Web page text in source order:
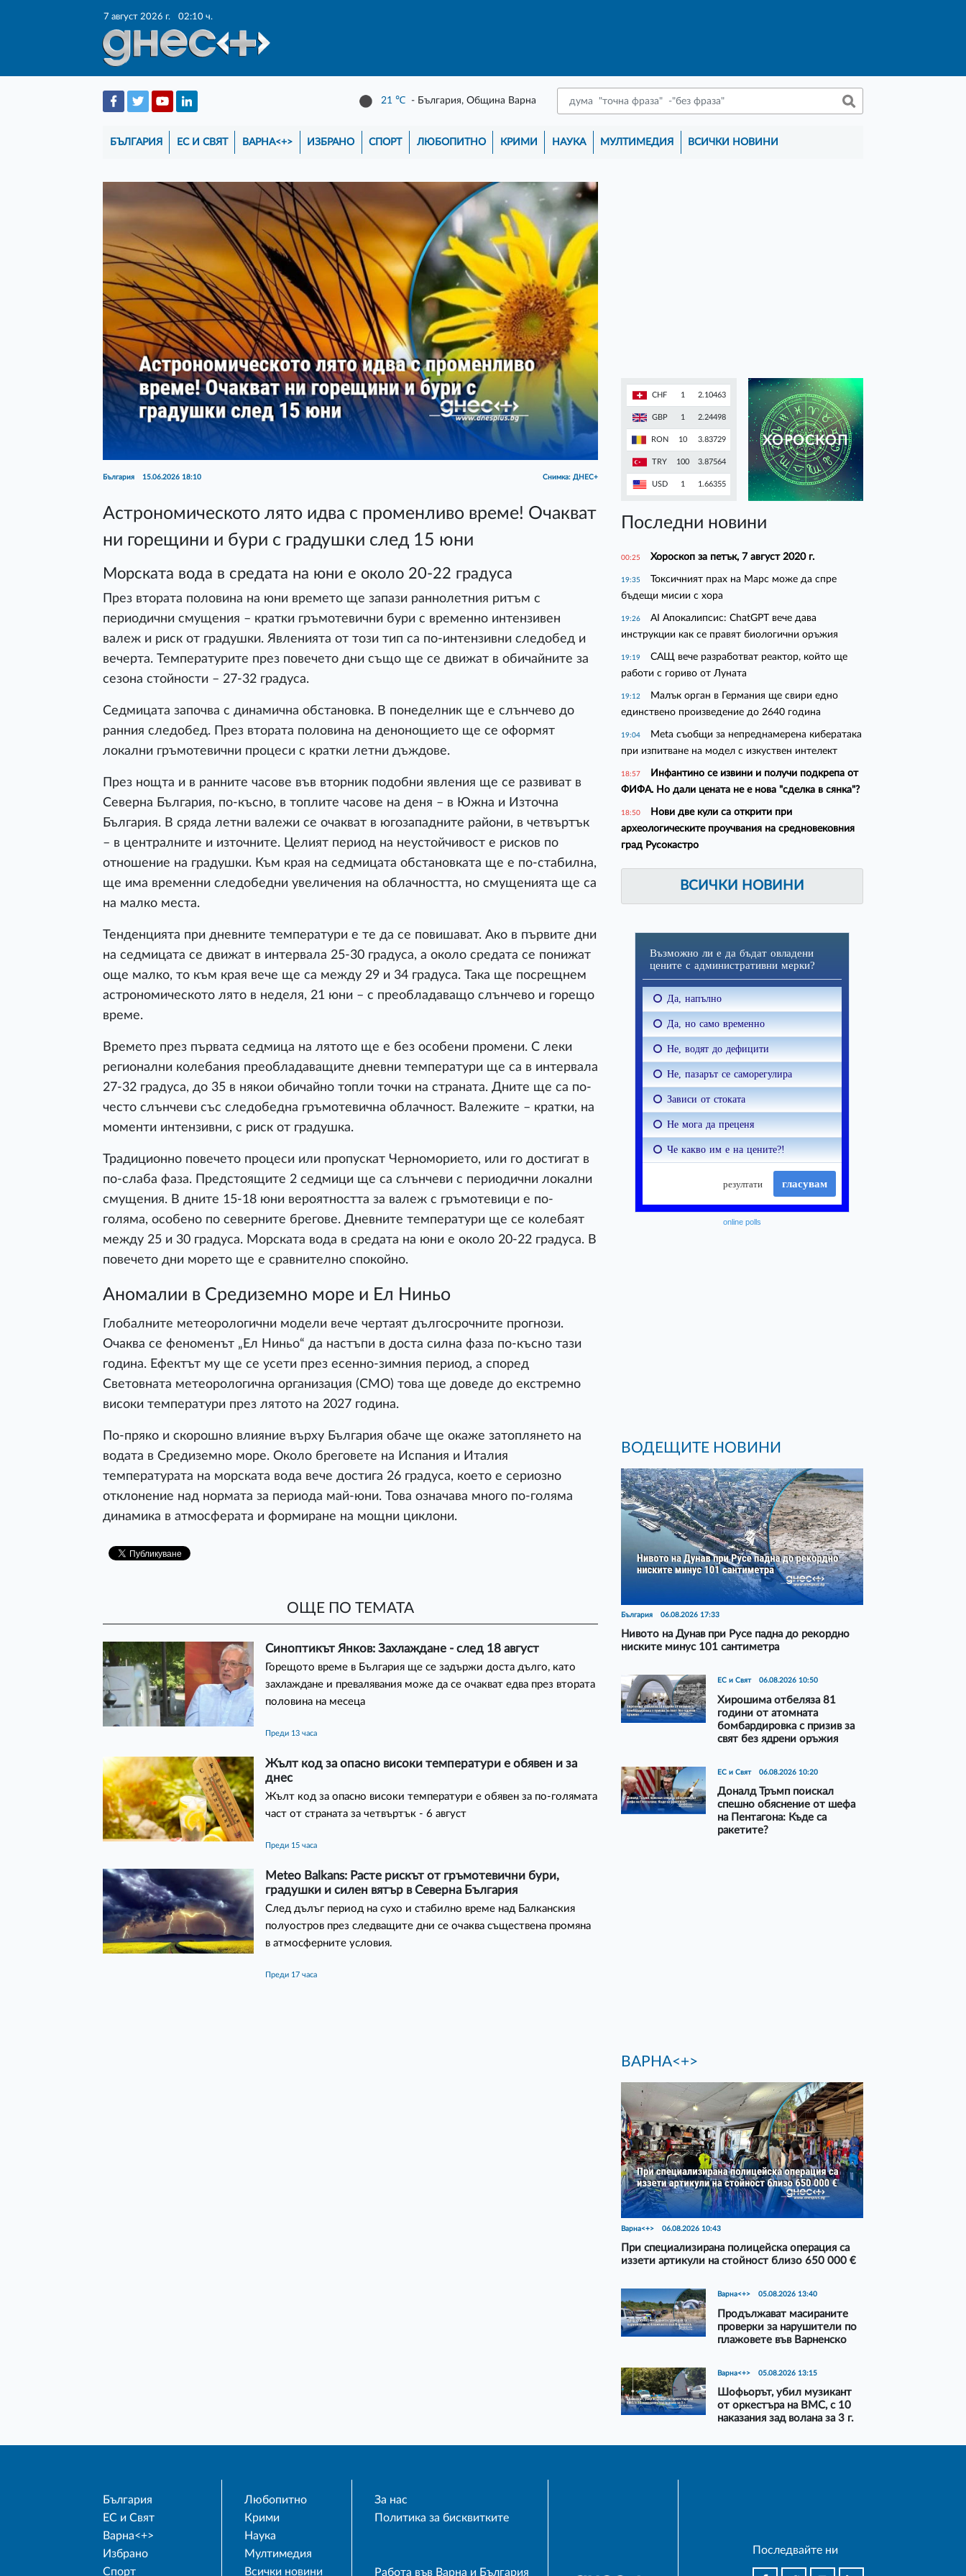
7 август 2026 г. 02:10 ч.
21 ℃ - България, Община Варна
БЪЛГАРИЯ ЕС И СВЯТ ВАРНА<+> ИЗБРАНО СПОРТ ЛЮБОПИТНО КРИМИ НАУКА МУЛТИМЕДИЯ ВСИЧКИ НОВИНИ
България 15.06.2026 18:10 Снимка: ДНЕС+
Астрономическото лято идва с променливо време! Очакват
ни горещини и бури с градушки след 15 юни
Морската вода в средата на юни е около 20-22 градуса
През втората половина на юни времето ще запази раннолетния ритъм с
периодични смущения – кратки гръмотевични бури с временно интензивен
валеж и риск от градушки. Явленията от този тип са по-интензивни следобед и
вечерта. Температурите през повечето дни също ще се движат в обичайните за
сезона стойности – 27-32 градуса.
Седмицата започва с динамична обстановка. В понеделник ще е слънчево до
ранния следобед. През втората половина на денонощието ще се оформят
локални гръмотевични процеси с кратки летни дъждове.
През нощта и в ранните часове във вторник подобни явления ще се развиват в
Северна България, по-късно, в топлите часове на деня – в Южна и Източна
България. В сряда летни валежи се очакват в югозападните райони, в четвъртък
– в централните и източните. Целият период на неустойчивост е рисков по
отношение на градушки. Към края на седмицата обстановката ще е по-стабилна,
ще има временни следобедни увеличения на облачността, но смущенията ще са
на малко места.
Тенденцията при дневните температури е те да се повишават. Ако в първите дни
на седмицата се движат в интервала 25-30 градуса, а около средата се понижат
още малко, то към края вече ще са между 29 и 34 градуса. Така ще посрещнем
астрономическото лято в неделя, 21 юни – с преобладаващо слънчево и горещо
време.
Времето през първата седмица на лятото ще е без особени промени. С леки
регионални колебания преобладаващите дневни температури ще са в интервала
27-32 градуса, до 35 в някои обичайно топли точки на страната. Дните ще са по-
често слънчеви със следобедна гръмотевична облачност. Валежите – кратки, на
моменти интензивни, с риск от градушка.
Традиционно повечето процеси или пропускат Черноморието, или го достигат в
по-слаба фаза. Предстоящите 2 седмици ще са слънчеви с периодични локални
смущения. В дните 15-18 юни вероятността за валеж с гръмотевици е по-
голяма, особено по северните брегове. Дневните температури ще се колебаят
между 25 и 30 градуса. Морската вода в средата на юни е около 20-22 градуса. В
повечето дни морето ще е сравнително спокойно.
Аномалии в Средиземно море и Ел Ниньо
Глобалните метеорологични модели вече чертаят дългосрочните прогнози.
Очаква се феноменът „Ел Ниньо“ да настъпи в доста силна фаза по-късно тази
година. Ефектът му ще се усети през есенно-зимния период, а според
Световната метеорологична организация (СМО) това ще доведе до екстремно
високи температури през лятото на 2027 година.
По-пряко и скорошно влияние върху България обаче ще окаже затоплянето на
водата в Средиземно море. Около бреговете на Испания и Италия
температурата на морската вода вече достига 26 градуса, което е сериозно
отклонение над нормата за периода май-юни. Това означава много по-голяма
динамика в атмосферата и формиране на мощни циклони.
ОЩЕ ПО ТЕМАТА
Синоптикът Янков: Захлаждане - след 18 август
Горещото време в България ще се задържи доста дълго, като
захлаждане и превалявания може да се очакват едва през втората
половина на месеца
преди 13 часа
Жълт код за опасно високи температури е обявен и за
днес
Жълт код за опасно високи температури е обявен за по-голямата
част от страната за четвъртък - 6 август
преди 15 часа
Meteo Balkans: Расте рискът от гръмотевични бури,
градушки и силен вятър в Северна България
След дълъг период на сухо и стабилно време над Балканския
полуостров през следващите дни се очаква съществена промяна
в атмосферните условия.
преди 17 часа
CHF 1 2.10463
GBP 1 2.24498
RON 10 3.83729
TRY 100 3.87564
USD 1 1.66355
ХОРОСКОП
Последни новини
00:25 Хороскоп за петък, 7 август 2020 г.
19:35
Токсичният прах на Марс може да спре
бъдещи мисии с хора
19:26
AI Апокалипсис: ChatGPT вече дава
инструкции как се правят биологични оръжия
19:19
САЩ вече разработват реактор, който ще
работи с гориво от Луната
19:12
Малък орган в Германия ще свири едно
единствено произведение до 2640 година
19:04
Meta съобщи за непреднамерена кибератака
при изпитване на модел с изкуствен интелект
18:57
Инфантино се извини и получи подкрепа от
ФИФА. Но дали цената не е нова "сделка в сянка"?
18:50
Нови две кули са открити при
археологическите проучвания на средновековния
град Русокастро
ВСИЧКИ НОВИНИ
online polls
ВОДЕЩИТЕ НОВИНИ
България 06.08.2026 17:33
Нивото на Дунав при Русе падна до рекордно
ниските минус 101 сантиметра
ЕС и Свят 06.08.2026 10:50
Хирошима отбеляза 81
години от атомната
бомбардировка с призив за
свят без ядрени оръжия
ЕС и Свят 06.08.2026 10:20
Доналд Тръмп поискал
спешно обяснение от шефа
на Пентагона: Къде са
ракетите?
ВАРНА<+>
Варна<+> 06.08.2026 10:43
При специализирана полицейска операция са
иззети артикули на стойност близо 650 000 €
Варна<+> 05.08.2026 13:40
Продължават масираните
проверки за нарушители по
плажовете във Варненско
Варна<+> 05.08.2026 13:15
Шофьорът, убил музикант
от оркестъра на ВМС, с 10
наказания зад волана за 3 г.
България
ЕС и Свят
Варна<+>
Избрано
Спорт
Любопитно
Крими
Наука
Мултимедия
Всички новини
За нас
Политика за бисквитките
Работа във Варна и България
Последвайте ни